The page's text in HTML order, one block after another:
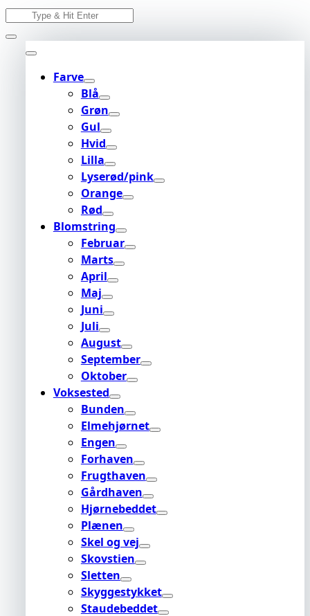
Skip
Search
for:
Farve
Blå
Grøn
Gul
Hvid
Lilla
Lyserød/pink
Orange
Rød
Blomstring
Februar
Marts
April
Maj
Juni
Juli
August
September
Oktober
Voksested
Bunden
Elmehjørnet
Engen
Forhaven
Frugthaven
Gårdhaven
Hjørnebeddet
Plænen
Skel og vej
Skovstien
Sletten
Skyggestykket
Staudebeddet